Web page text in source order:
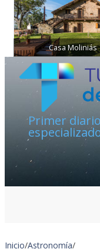
Casa Moliniás
Primer
Inicio/Astronomía/